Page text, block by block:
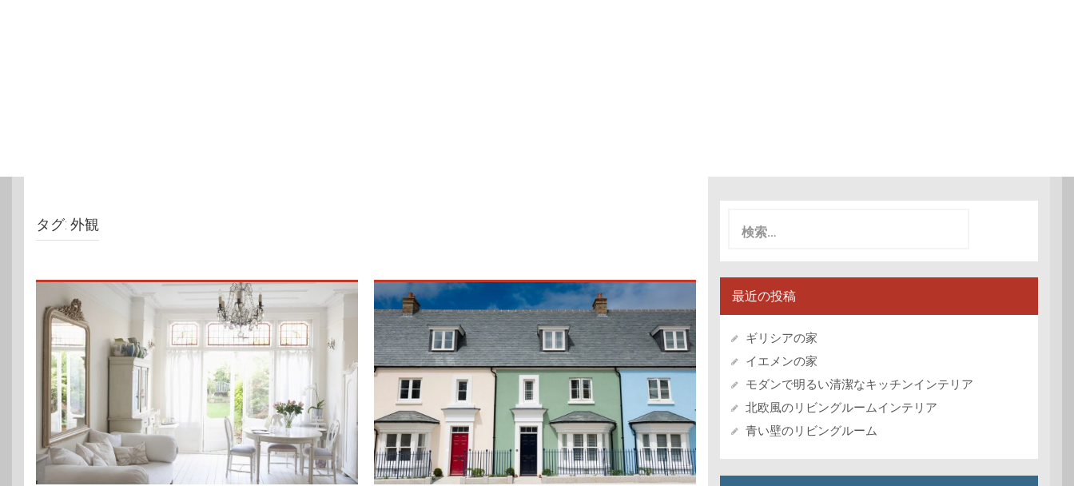
タグ: 外観
最近の投稿
ギリシアの家
イエメンの家
モダンで明るい清潔なキッチンインテリア
北欧風のリビングルームインテリア
青い壁のリビングルーム